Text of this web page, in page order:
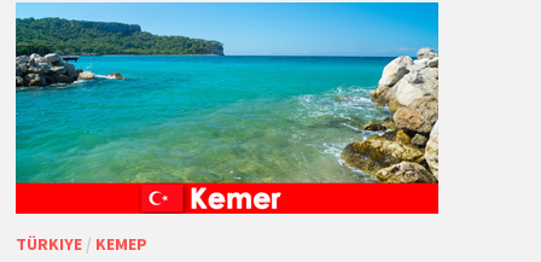
TÜRKIYE/ ΚΕΜΈΡ